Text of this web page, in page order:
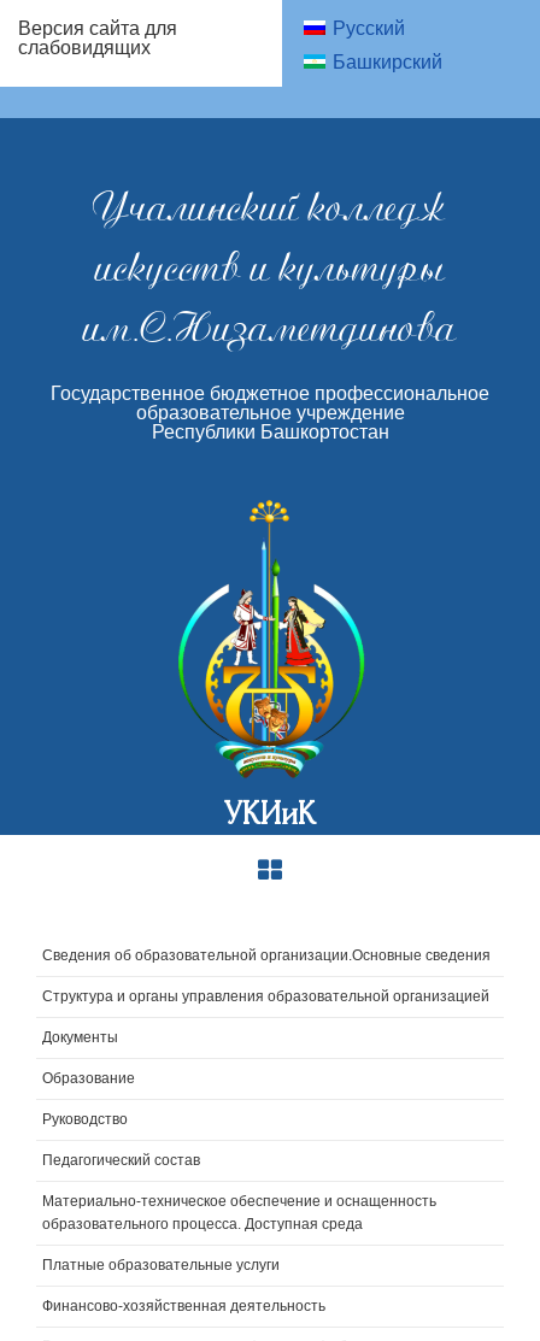
Версия сайта для
слабовидящих
Русский
Башкирский
Учалинский колледж
искусств и культуры
им.С.Низаметдинова
Государственное бюджетное профессиональное
образовательное учреждение
Республики Башкортостан
УКИиК
Сведения об образовательной организации.Основные сведения
Структура и органы управления образовательной организацией
Документы
Образование
Руководство
Педагогический состав
Материально-техническое обеспечение и оснащенность
образовательного процесса. Доступная среда
Платные образовательные услуги
Финансово-хозяйственная деятельность